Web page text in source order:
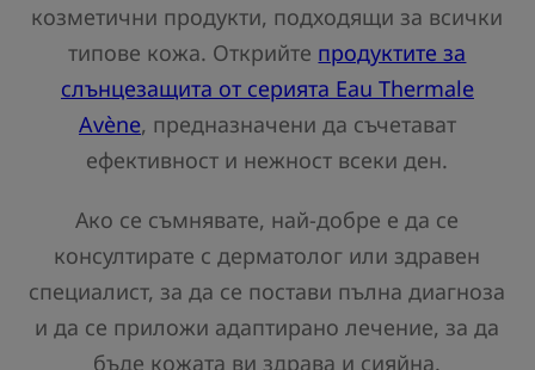
козметични продукти, подходящи за всички
типове кожа. Открийте продуктите за
слънцезащита от серията Eau Thermale
Avène, предназначени да съчетават
ефективност и нежност всеки ден.
Ако се съмнявате, най-добре е да се
консултирате с дерматолог или здравен
специалист, за да се постави пълна диагноза
и да се приложи адаптирано лечение, за да
бъде кожата ви здрава и сияйна.